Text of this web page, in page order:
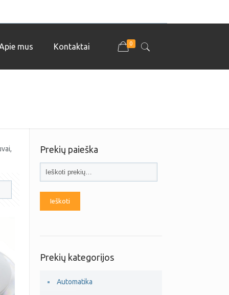
mus Kontaktai 0
Prekių paieška
Ieškoti
Prekių kategorijos
Automatika